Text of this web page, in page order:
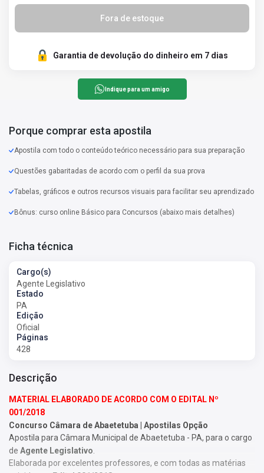
Fora de estoque
Garantia de devolução do dinheiro em 7 dias
Indique para um amigo
Porque comprar esta apostila
Apostila com todo o conteúdo teórico necessário para sua preparação
Questões gabaritadas de acordo com o perfil da sua prova
Tabelas, gráficos e outros recursos visuais para facilitar seu aprendizado
Bônus: curso online Básico para Concursos (abaixo mais detalhes)
Ficha técnica
Cargo(s)
Agente Legislativo
Estado
PA
Edição
Oficial
Páginas
428
Descrição
MATERIAL ELABORADO DE ACORDO COM O EDITAL Nº
001/2018
Concurso Câmara de Abaetetuba | Apostilas Opção
Apostila para Câmara Municipal de Abaetetuba - PA, para o cargo
de Agente Legislativo
Elaborada por excelentes professores, e com todas as matérias